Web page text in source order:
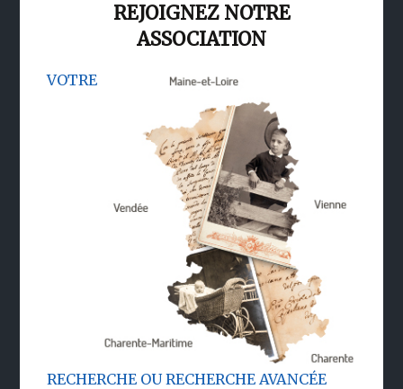
REJOIGNEZ NOTRE
ASSOCIATION
VOTRE
RECHERCHE OU RECHERCHE AVANCÉE